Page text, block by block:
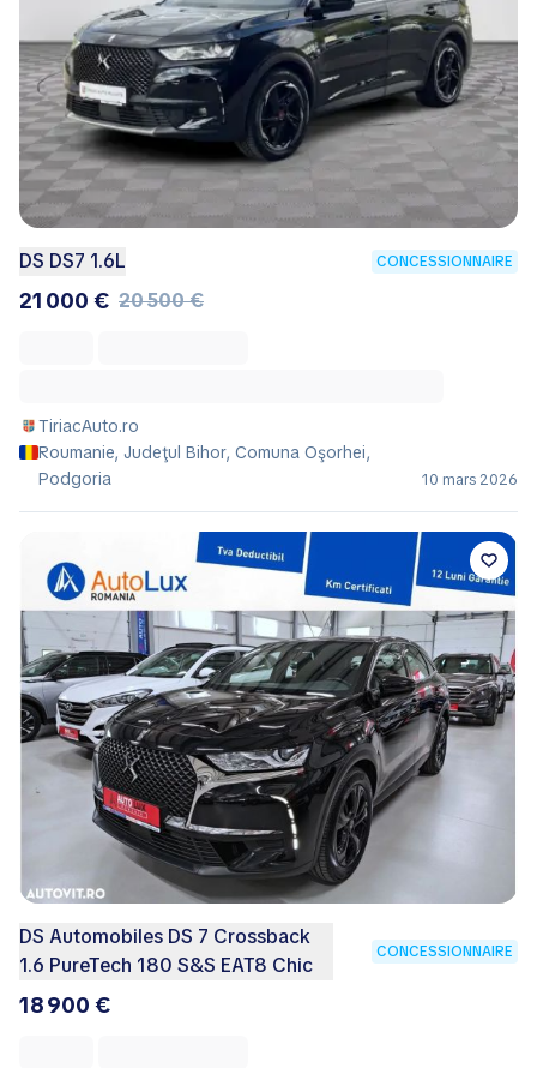
DS DS7 1.6L CONCESSIONNAIRE
21 000 € 20 500 €
TiriacAuto.ro
Roumanie, Judeţul Bihor, Comuna Oşorhei,
Podgoria
10 mars 2026
DS Automobiles DS 7 Crossback
1.6 PureTech 180 S&S EAT8 Chic
CONCESSIONNAIRE
18 900 €